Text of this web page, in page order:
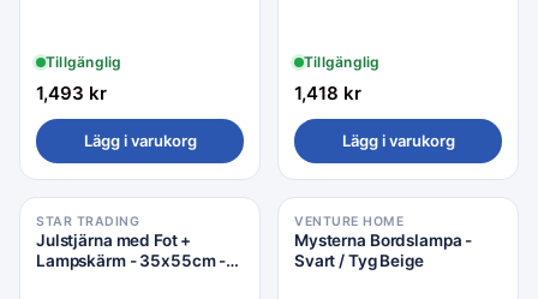
Tillgänglig
1,493 kr
Lägg i varukorg
Tillgänglig
1,418 kr
Lägg i varukorg
STAR TRADING
Julstjärna med Fot +
Lampskärm - 35x55cm -
VENTURE HOME
Mysterna Bordslampa -
Svart / Tyg Beige